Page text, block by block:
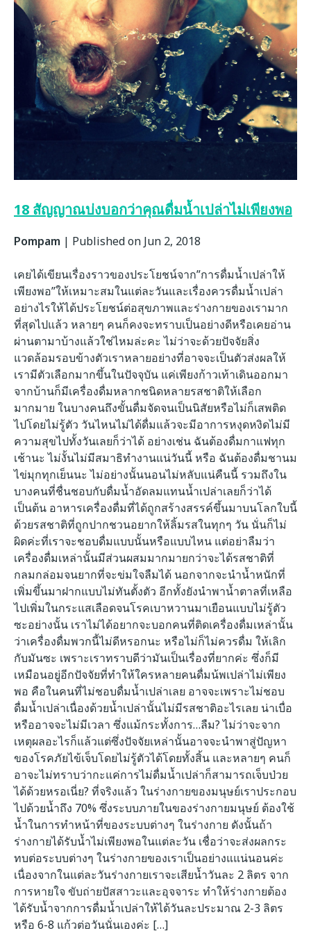
18 สัญญาณบ่งบอกว่าคุณดื่มน้ำเปล่าไม่เพียงพอ
Pompam | Published on Jun 2, 2018
เคยได้เขียนเรื่องราวของประโยชน์จาก”การดื่มน้ำเปล่าให้
เพียงพอ”ให้เหมาะสมในแต่ละวันและเรื่องควรดื่มน้ำเปล่า
อย่างไรให้ได้ประโยชน์ต่อสุขภาพและร่างกายของเรามาก
ที่สุดไปแล้ว หลายๆ คนก็คงจะทราบเป็นอย่างดีหรือเคยอ่าน
ผ่านตามาบ้างแล้วใช่ไหมล่ะคะ ไม่ว่าจะด้วยปัจจัยสิ่ง
แวดล้อมรอบข้างตัวเราหลายอย่างที่อาจจะเป็นตัวส่งผลให้
เรามีตัวเลือกมากขึ้นในปัจจุบัน แค่เพียงก้าวเท้าเดินออกมา
จากบ้านก็มีเครื่องดื่มหลากชนิดหลายรสชาติให้เลือก
มากมาย ในบางคนถึงขั้นดื่มจัดจนเป็นนิสัยหรือไม่ก็เสพติด
ไปโดยไม่รู้ตัว วันไหนไม่ได้ดื่มแล้วจะมีอาการหงุดหงิดไม่มี
ความสุขไปทั้งวันเลยก็ว่าได้ อย่างเช่น ฉันต้องดื่มกาแฟทุก
เช้านะ ไม่งั้นไม่มีสมาธิทำงานแน่วันนี้ หรือ ฉันต้องดื่มชานม
ไข่มุกทุกเย็นนะ ไม่อย่างนั้นนอนไม่หลับแน่คืนนี้ รวมถึงใน
บางคนที่ชื่นชอบกับดื่มน้ำอัดลมแทนน้ำเปล่าเลยก็ว่าได้
เป็นต้น อาหารเครื่องดื่มที่ได้ถูกสร้างสรรค์ขึ้นมาบนโลกใบนี้
ด้วยรสชาติที่ถูกปากชวนอยากให้ลิ้มรสในทุกๆ วัน นั่นก็ไม่
ผิดค่ะที่เราจะชอบดื่มแบบนั้นหรือแบบไหน แต่อย่าลืมว่า
เครื่องดื่มเหล่านั้นมีส่วนผสมมากมายกว่าจะได้รสชาติที่
กลมกล่อมจนยากที่จะข่มใจลืมได้ นอกจากจะนำน้ำหนักที่
เพิ่มขึ้นมาฝากแบบไม่ทันตั้งตัว อีกทั้งยังนำพาน้ำตาลที่เหลือ
ไปเพิ่มในกระแสเลือดจนโรคเบาหวานมาเยือนแบบไม่รู้ตัว
ซะอย่างนั้น เราไม่ได้อยากจะบอกคนที่ติดเครื่องดื่มเหล่านั้น
ว่าเครื่องดื่มพวกนี้ไม่ดีหรอกนะ หรือไม่ก็ไม่ควรดื่ม ให้เลิก
กับมันซะ เพราะเราทราบดีว่ามันเป็นเรื่องที่ยากค่ะ ซึ่งก็มี
เหมือนอยู่อีกปัจจัยที่ทำให้ใครหลายคนดื่มน้พเปล่าไม่เพียง
พอ คือในคนที่ไม่ชอบดื่มน้ำเปล่าเลย อาจจะเพราะไม่ชอบ
ดื่มน้ำเปล่าเนื่องด้วยน้ำเปล่านั้นไม่มีรสชาติอะไรเลย น่าเบื่อ
หรืออาจจะไม่มีเวลา ซึ่งแม้กระทั้งการ…ลืม? ไม่ว่าจะจาก
เหตุผลอะไรก็แล้วแต่ซึ่งปัจจัยเหล่านั้นอาจจะนำพาสู่ปัญหา
ของโรคภัยไข้เจ็บโดยไม่รู้ตัวได้โดยทั้งสิ้น และหลายๆ คนก็
อาจะไม่ทราบว่ากะแค่การไม่ดื่มน้ำเปล่าก็สามารถเจ็บป่วย
ได้ด้วยหรอเนี่ย? ที่จริงแล้ว ในร่างกายของมนุษย์เราประกอบ
ไปด้วยน้ำถึง 70% ซึ่งระบบภายในของร่างกายมนุษย์ ต้องใช้
น้ำในการทำหน้าที่ของระบบต่างๆ ในร่างกาย ดังนั้นถ้า
ร่างกายได้รับน้ำไม่เพียงพอในแต่ละวัน เชื่อว่าจะส่งผลกระ
ทบต่อระบบต่างๆ ในร่างกายของเราเป็นอย่างแแน่นอนค่ะ
เนื่องจากในแต่ละวันร่างกายเราจะเสียน้ำวันละ 2 ลิตร จาก
การหายใจ ขับถ่ายปัสสาวะและอุจจาระ ทำให้ร่างกายต้อง
ได้รับน้ำจากการดื่มน้ำเปล่าให้ได้วันละประมาณ 2-3 ลิตร
หรือ 6-8 แก้วต่อวันนั่นเองค่ะ […]